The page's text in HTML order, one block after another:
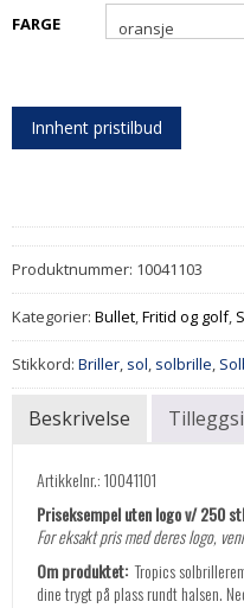
FARGE
Innhent pristilbud
Produktnummer: 10041103
Kategorier: Bullet,Fritid og golf,
Stikkord: Briller, sol, solbrille,
Beskrivelse
Artikkelnr.: 10041101
Priseksempel uten logo v/ 250
For eksakt pris med deres logo,
Om produktet: Tropics
dine trygt på plass rundt halsen.